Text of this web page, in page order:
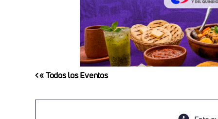
« Todos los Eventos